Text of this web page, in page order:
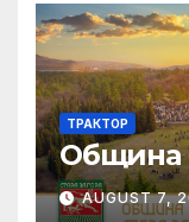
ТРАКТОР
Община
AUGUST 7,